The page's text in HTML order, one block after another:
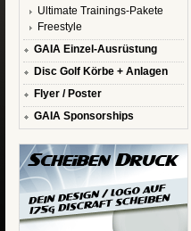
Ultimate Trainings-Pakete
Freestyle
GAIA Einzel-Ausrüstung
Disc Golf Körbe + Anlagen
Flyer / Poster
GAIA Sponsorships